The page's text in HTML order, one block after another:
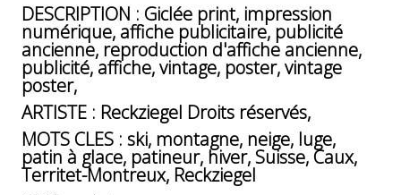
DESCRIPTION : Giclée print, impression
numérique, affiche publicitaire, publicité
ancienne, reproduction d'affiche ancienne,
publicité, affiche, vintage, poster, vintage
poster,
ARTISTE : Reckziegel Droits réservés,
MOTS CLES : ski, montagne, neige, luge,
patin à glace, patineur, hiver, Suisse, Caux,
Territet-Montreux, Reckziegel